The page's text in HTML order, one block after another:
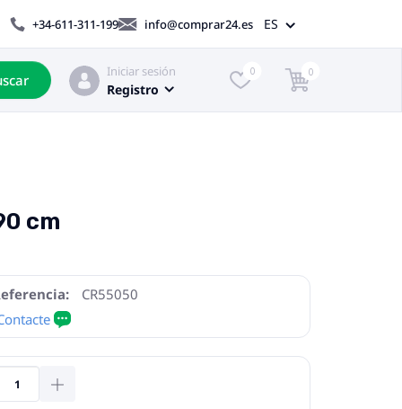
+34-611-311-199 info@comprar24.es ES
Iniciar sesión
Registro
0 0
cm
CR55050